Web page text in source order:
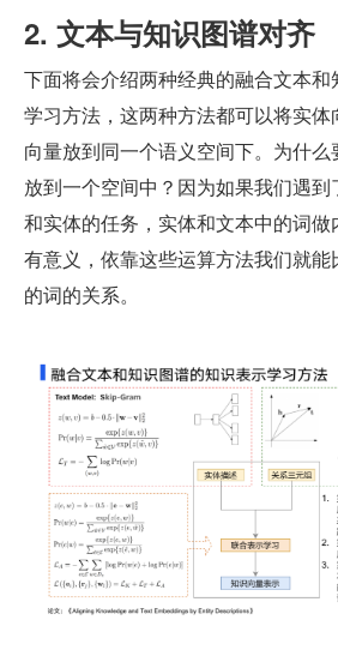
2. 文本与知识图谱对齐
下面将会介绍两种经典的融合文本
学习方法，这两种方法都可以将实
向量放到同一个语义空间下。为什
放到一个空间中？因为如果我们遇
和实体的任务，实体和文本中的词
有意义，依靠这些运算方法我们就
的词的关系。